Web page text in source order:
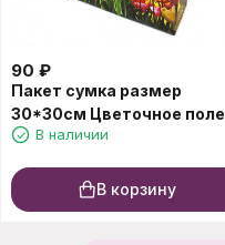
90 ₽
Пакет сумка размер
30*30см Цветочное поле
В наличии
В корзину